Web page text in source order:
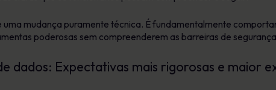
uma mudança puramente técnica. É fundamentalmente
poderosas sem compreenderem as barreiras de
dados: Expectativas mais rigorosas e maior